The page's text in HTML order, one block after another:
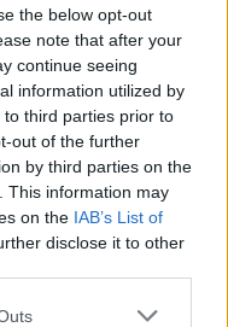
the below opt-out
note that after your
continue seeing
information utilized by
third parties prior to
out of the further
by third parties on the
This information may
on the IAB’s List of
disclose it to other
Τσίπρας -
συζήτησαν για την
φρεγατών στην